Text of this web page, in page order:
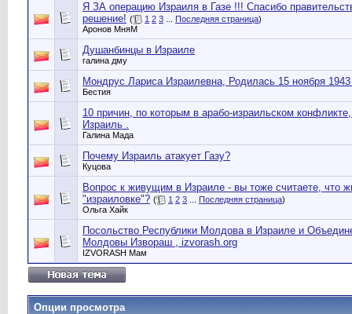
Я ЗА операцию Израиля в Газе !!! Спасибо
решение! ( 1 2 3 Последняя страница)
Аронов МняМ
Душанбинцы в Израиле
галина дму
Мондрус Лариса Израилевна, Родилась 15 ноября
Бестия
10 причин, по которым в арабо-израильском
Израиль .
Галина Мада
Почему Израиль атакует Газу?
Куцова
Вопрос к живущим в Израиле - вы тоже считаете, что
"израиловке"? ( 1 2 3 Последняя страница)
Ольга Хайк
Посольство Республики Молдова в Израиле и
Молдовы Извораш , izvorash.org
IZVORASH Мам
Опции просмотра